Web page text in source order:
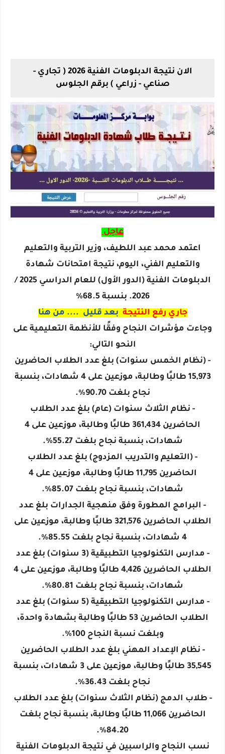
الان نتيجة الدبلومات الفنية 2026 ( تجاري -
صناعي - زراعي ) برقم الجلوس
عاجل
اعتمد محمد عبد اللطيف، وزير التربية والتعليم
والتعليم الفني، اليوم، نتيجة امتحانات شهادة
الدبلومات الفنية (الدور الأول) للعام الدراسي 2025 /
2026. بنسبة 68.5%
جاري رفع النتيجة بعد قليل .... من هنا
وجاءت مؤشرات النجاح وفقًا للأنظمة التعليمية على
النحو التالي:
- (نظام الخمس سنوات) بلغ عدد الطلاب الحاضرين
15,973 طالبًا وطالبة، موزعين على 4 شهادات، بنسبة
نجاح بلغت 90.70%.
- نظام الثلاث سنوات (عام) بلغ عدد الطلاب
الحاضرين 361,434 طالبًا وطالبة، موزعين على 4
شهادات، بنسبة نجاح بلغت 55.27%.
- (التعليم والتدريب المزدوج) بلغ عدد الطلاب
الحاضرين 11,795 طالبًا وطالبة، موزعين على 4
شهادات، بنسبة نجاح بلغت 85.07%.
- البرامج المطورة وفق منهجية الجدارات بلغ عدد
الطلاب الحاضرين 321,576 طالبًا وطالبة، موزعين على
4 شهادات، بنسبة نجاح بلغت 85.55%.
- مدارس التكنولوجيا التطبيقية (3 سنوات) بلغ عدد
الطلاب الحاضرين 4,426 طالبًا وطالبة، موزعين على 4
شهادات، بنسبة نجاح بلغت 80.81%.
- مدارس التكنولوجيا التطبيقية (5 سنوات) بلغ عدد
الطلاب الحاضرين 53 طالبًا وطالبة بشهادة واحدة،
وبلغت نسبة النجاح 100%.
- نظام الإعداد المهني بلغ عدد الطلاب الحاضرين
35,545 طالبًا وطالبة، موزعين على 3 شهادات، بنسبة
نجاح بلغت 36.43%.
- طلاب الدمج (نظام الثلاث سنوات) بلغ عدد الطلاب
الحاضرين 11,066 طالبًا وطالبة، بنسبة نجاح بلغت
84.20%.
نسب النجاح والراسبين في نتيجة الدبلومات الفنية